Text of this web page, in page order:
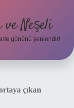
ve Neşeli
gününü şenlendir!
çıkan